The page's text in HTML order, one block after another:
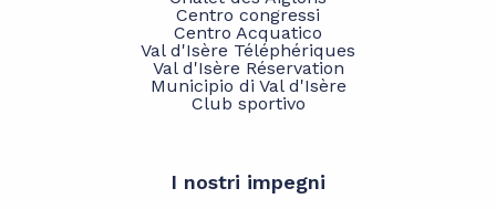
Centro congressi
Centro Acquatico
Val d'Isère Téléphériques
Val d'Isère Réservation
Municipio di Val d'Isère
Club sportivo
I nostri impegni